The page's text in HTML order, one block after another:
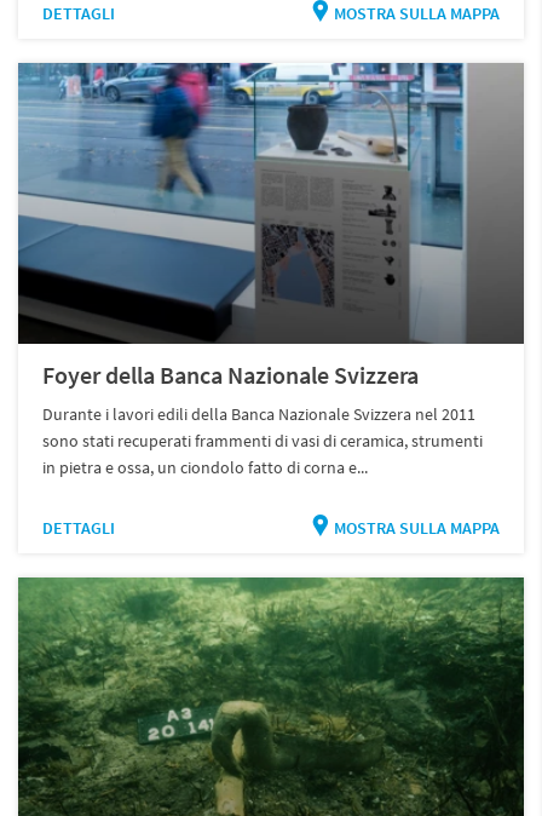
DETTAGLI MOSTRA SULLA MAPPA
Foyer della Banca Nazionale Svizzera
Durante i lavori edili della Banca Nazionale Svizzera nel 2011
sono stati recuperati frammenti di vasi di ceramica, strumenti
in pietra e ossa, un ciondolo fatto di corna e...
DETTAGLI MOSTRA SULLA MAPPA